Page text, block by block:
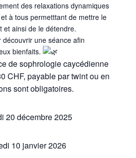
des relaxations dynamiques
à tous permetttant de mettre le
et ainsi de le détendre.
découvrir une séance afin
bienfaits.
de sophrologie caycédienne
CHF, payable par twint ou en
sont obligatoires.
20 décembre 2025
10 janvier 2026